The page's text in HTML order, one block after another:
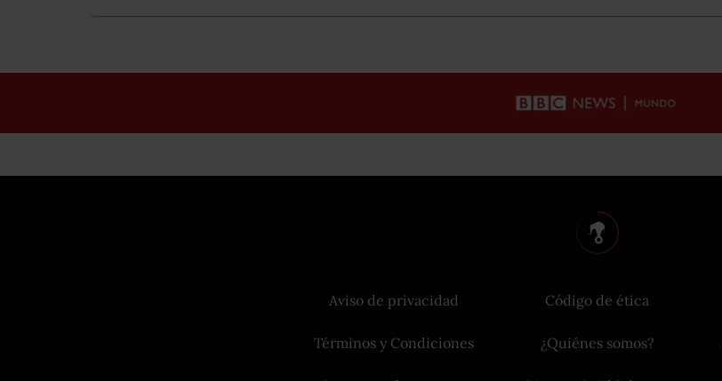
Aviso de privacidad
Términos y Condiciones
Código de ética
¿Quiénes somos?